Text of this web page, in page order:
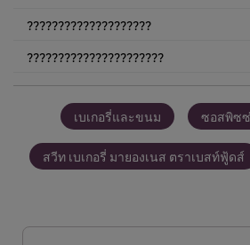
????????????????????
??????????????????????
เบเกอรี่และขนม ซอสพิซ
สวีท เบเกอรี่ มายองเนส ตราเบสท์ฟู้ดส์